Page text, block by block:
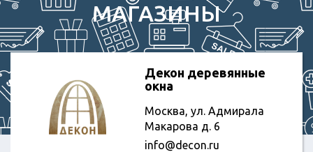
МАГАЗИНЫ
Декон деревянные
окна
Москва, ул. Адмирала
Макарова д. 6
info@decon.ru